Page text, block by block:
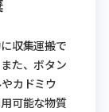
収集運搬で
た、ボタン
カドミウ
可能な物質